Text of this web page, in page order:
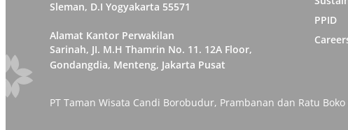
Sleman, D.I Yogyakarta 55571
Alamat Kantor Perwakilan
Sarinah, JI. M.H Thamrin No. 11. 12A Floor,
Gondangdia, Menteng, Jakarta Pusat
PPID
PT Taman Wisata Candi Borobudur, Prambanan dan Ratu